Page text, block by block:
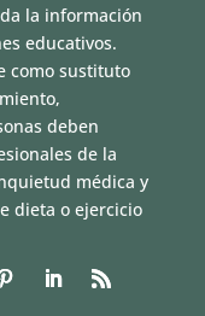
la información
educativos.
como sustituto
deben
de la
médica y
dieta o ejercicio